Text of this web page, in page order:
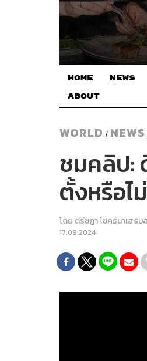
HOME NEWS
ABOUT
WORLD / NEWS
ชมคลิป:
ตั้งหรือไ
โดย ตรีชฎา โชคธนาเสริม
17.09.2024